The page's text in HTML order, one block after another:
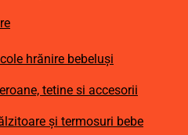
hrănire bebeluși
tetine si accesorii
și termosuri bebe